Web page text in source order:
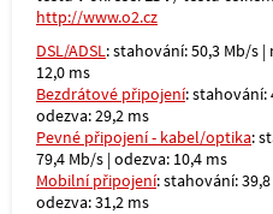
http://www.o2.cz
DSL/ADSL: stahování: 50,3 Mb/s
12,0 ms
Bezdrátové připojení: stahování:
odezva: 29,2 ms
Pevné připojení - kabel/optika:
79,4 Mb/s | odezva: 10,4 ms
Mobilní připojení: stahování:
odezva: 31,2 ms